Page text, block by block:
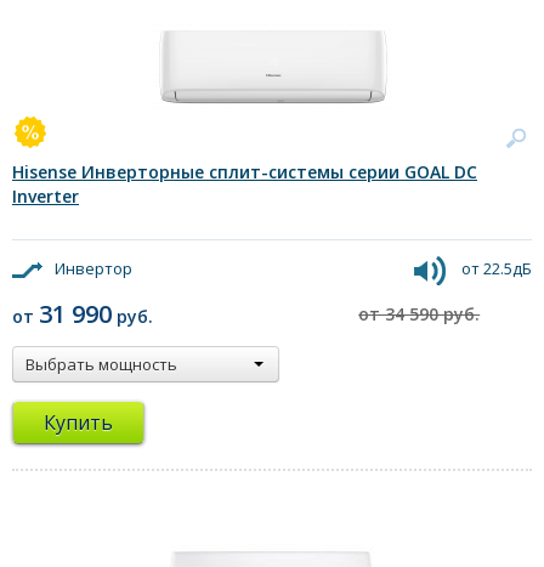
Hisense Инверторные сплит-системы серии GOAL DC
Inverter
Инвертор от 22.5дБ
от 31 990 руб. от 34 590 руб.
Выбрать мощность
Купить